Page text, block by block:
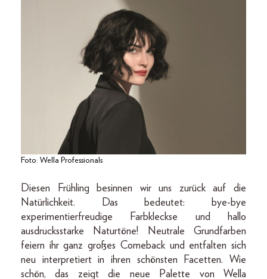
Foto: Wella Professionals
Diesen Frühling besinnen wir uns zurück auf die
Natürlichkeit. Das bedeutet: bye-bye
experimentierfreudige Farbkleckse und hallo
ausdrucksstarke Naturtöne! Neutrale Grundfarben
feiern ihr ganz großes Comeback und entfalten sich
neu interpretiert in ihren schönsten Facetten. Wie
schön, das zeigt die neue Palette von Wella